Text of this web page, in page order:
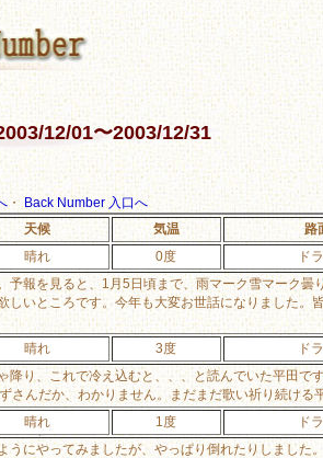
12/01〜2003/12/31
・
Back Number 入口へ
天候 気温
路
晴れ 0度
ド
報を見ると、1月5日頃まで、雨マーク雪マーク曇
いところです。今年も大変お世話になりました。
晴れ 3度
ド
り、これで冷え込むと、、、と読んでいた平田で
んだか、わかりません。まだまだ歌い祈り続ける平
晴れ 1度
ド
にやってみましたが、やっぱり倒れたりしました